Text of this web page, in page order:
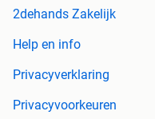
2dehands Zakelijk
Help en info
Privacyverklaring
Privacyvoorkeuren